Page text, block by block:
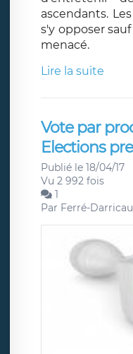
ascendants.
s'y opposer
menacé.
Lire la suite
Vote par
Elections
Publié le 18/04/17
Vu 2 992 fois
1
Par Ferré-